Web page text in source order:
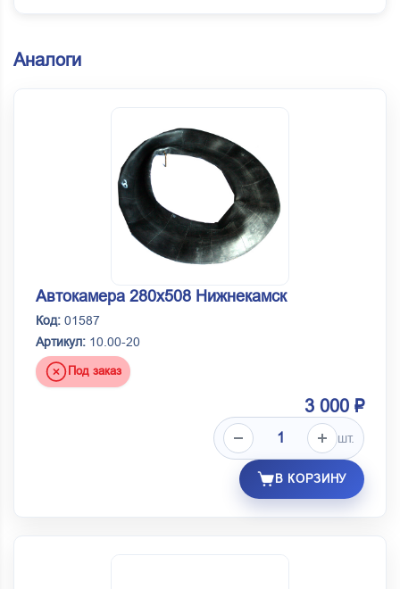
Аналоги
Автокамера 280х508 Нижнекамск
Код: 01587
Артикул: 10.00-20
Под заказ
3 000 ₽
шт.
В КОРЗИНУ